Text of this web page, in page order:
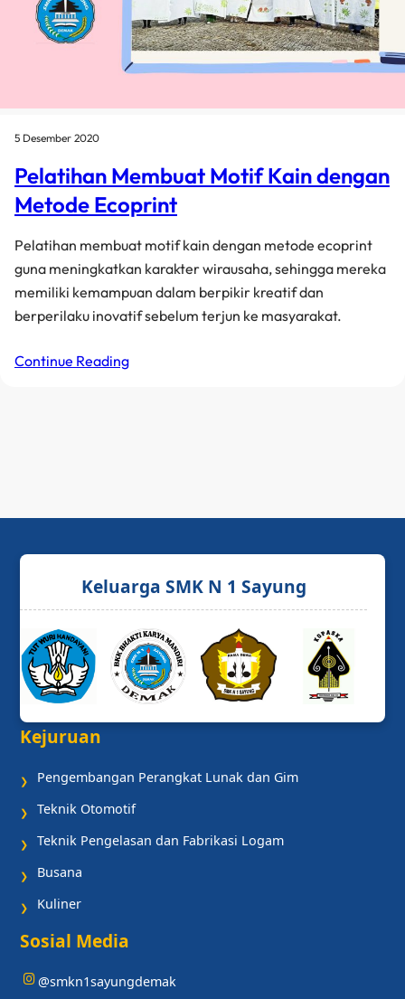
5 Desember 2020
Pelatihan Membuat Motif Kain dengan
Metode Ecoprint
Pelatihan membuat motif kain dengan metode ecoprint
guna meningkatkan karakter wirausaha, sehingga mereka
memiliki kemampuan dalam berpikir kreatif dan
berperilaku inovatif sebelum terjun ke masyarakat.
Continue Reading
Keluarga SMK N 1 Sayung
Kejuruan
❯ Pengembangan Perangkat Lunak dan Gim
❯ Teknik Otomotif
❯ Teknik Pengelasan dan Fabrikasi Logam
❯ Busana
❯ Kuliner
Sosial Media
@smkn1sayungdemak